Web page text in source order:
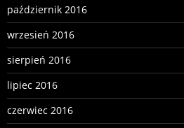
październik 2016
wrzesień 2016
sierpień 2016
lipiec 2016
czerwiec 2016